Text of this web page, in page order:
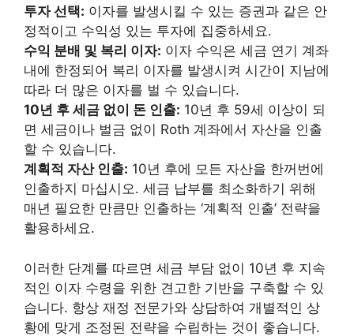
투자 선택: 이자를 발생시킬 수 있는 증권과 같은 안
정적이고 수익성 있는 투자에 집중하세요.
수익 분배 및 복리 이자: 이자 수익은 세금 연기 계좌
내에 한정되어 복리 이자를 발생시켜 시간이 지남에
따라 더 많은 이자를 벌 수 있습니다.
10년 후 세금 없이 돈 인출: 10년 후 59세 이상이 되
면 세금이나 벌금 없이 Roth 계좌에서 자산을 인출
할 수 있습니다.
계획적 자산 인출: 10년 후에 모든 자산을 한꺼번에
인출하지 마십시오. 세금 납부를 최소화하기 위해
매년 필요한 만큼만 인출하는 ‘계획적 인출’ 전략을
활용하세요.
이러한 단계를 따르면 세금 부담 없이 10년 후 지속
적인 이자 수령을 위한 견고한 기반을 구축할 수 있
습니다. 항상 재정 전문가와 상담하여 개별적인 상
황에 맞게 조정된 전략을 수립하는 것이 좋습니다.